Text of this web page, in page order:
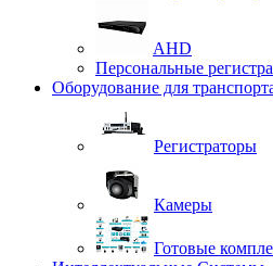
AHD
Персональные
Оборудование для
Регистраторы
Камеры
Готовые